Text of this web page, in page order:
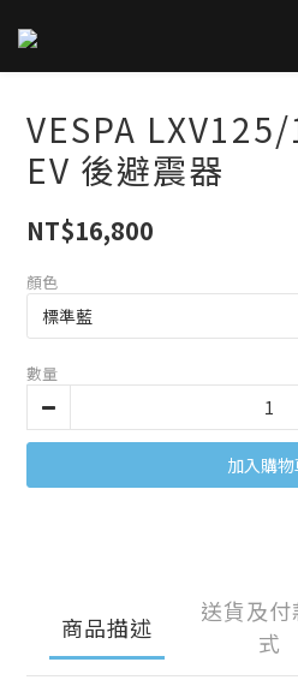
VESPA
EV 後避震器
NT$16,800
顏色
數量
加入購物
商品描述
送貨及付
式